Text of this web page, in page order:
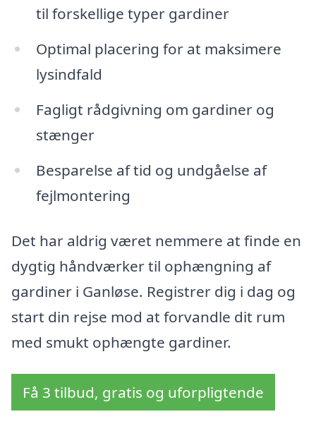
til forskellige typer gardiner
Optimal placering for at maksimere
lysindfald
Fagligt rådgivning om gardiner og
stænger
Besparelse af tid og undgåelse af
fejlmontering
Det har aldrig været nemmere at finde en
dygtig håndværker til ophængning af
gardiner i Ganløse. Registrer dig i dag og
start din rejse mod at forvandle dit rum
med smukt ophængte gardiner.
Få 3 tilbud, gratis og uforpligtende